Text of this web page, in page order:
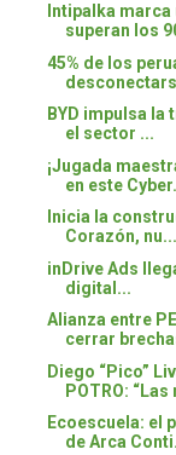
Intipalka
superan los
45% de los
BYD impulsa
el sector ...
¡Jugada
en este
Inicia la
Corazón, nu...
inDrive Ads
digital...
Alianza entre
cerrar
Diego “Pico”
POTRO: “Las
Ecoescuela: el
de Arca